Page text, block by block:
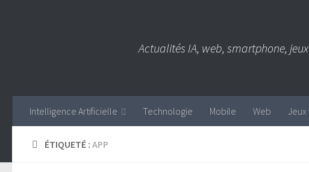
Actualités IA, web, smartphone,
Intelligence Artificielle Technologie Mobile Web
ÉTIQUETÉ : APP